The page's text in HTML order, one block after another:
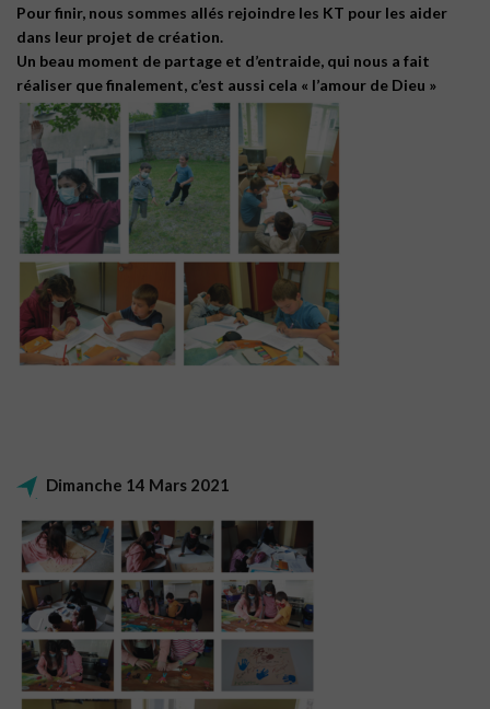
Pour finir, nous sommes allés rejoindre les KT pour les aider
dans leur projet de création.
Un beau moment de partage et d’entraide, qui nous a fait
réaliser que finalement, c’est aussi cela « l’amour de Dieu »
Dimanche 14 Mars 2021